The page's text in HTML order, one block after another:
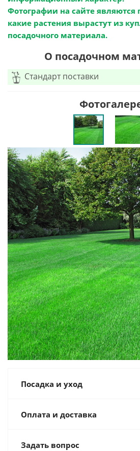
Фотографии на сайте являются
какие растения вырастут из
посадочного материала.
О посадочном
Стандарт поставки
Посадка и уход
Оплата и доставка
Задать вопрос